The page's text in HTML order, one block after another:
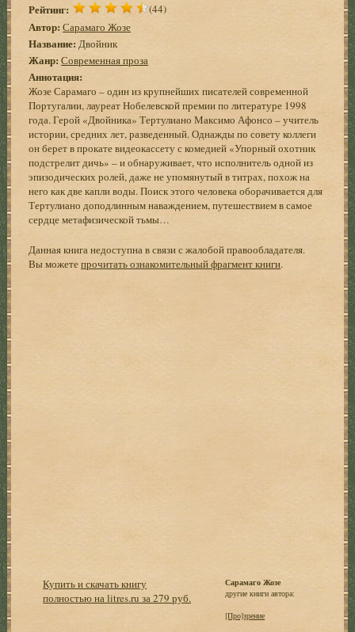
Рейтинг: (44)
Автор: Сарамаго Жозе
Название: Двойник
Жанр: Современная проза
Аннотация:
Жозе Сарамаго – один из крупнейших писателей современной
Португалии, лауреат Нобелевской премии по литературе 1998
года. Герой «Двойника» Тертулиано Максимо Афонсо – учитель
истории, средних лет, разведенный. Однажды по совету коллеги
он берет в прокате видеокассету с комедией «Упорный охотник
подстрелит дичь» – и обнаруживает, что исполнитель одной из
эпизодических ролей, даже не упомянутый в титрах, похож на
него как две капли воды. Поиск этого человека оборачивается для
Тертулиано доподлинным наваждением, путешествием в самое
сердце метафизической тьмы…
Данная книга недоступна в связи с жалобой правообладателя.
Вы можетепрочитать ознакомительный фрагмент книги.
Купить и скачать книгу
полностью на litres.ru за 279 руб.
Сарамаго Жозе
другие книги автора:
[Про]зрение